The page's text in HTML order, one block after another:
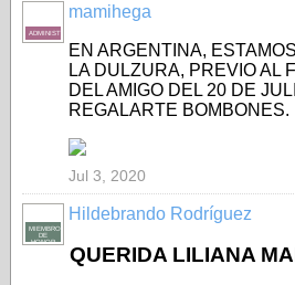
ADMINISTRADORA
mamihega
EN ARGENTINA,
LA DULZURA, PREVIO AL
DEL AMIGO DEL 20 DE
REGALARTE BOMBONES.
Jul 3, 2020
MIEMBRO
DE
HONOR
Hildebrando Rodríguez
QUERIDA LILIANA